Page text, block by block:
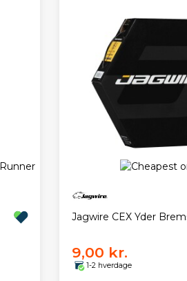
Jagwire CEX Yder
9,00 kr.
1-2 hverdage